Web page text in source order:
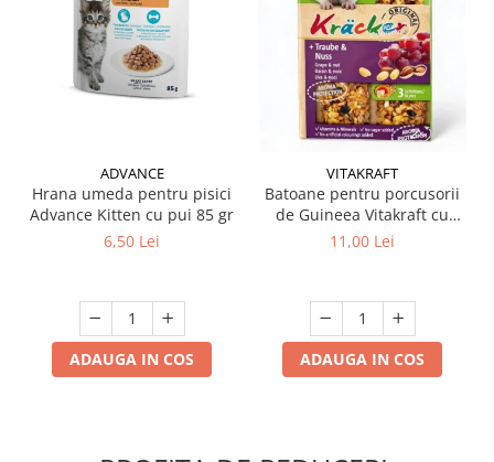
ADVANCE
Hrana umeda pentru pisici
Advance Kitten cu pui 85 gr
6,50 Lei
ADAUGA IN COS
VITAKRAFT
Batoane pentru porcusorii
de Guineea Vitakraft cu
struguri & nuci 2 buc
11,00 Lei
ADAUGA IN COS